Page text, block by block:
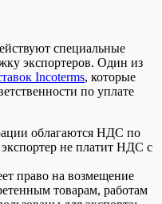
специальные
экспортеров. Один из
Incoterms, которые
по уплате
облагаются НДС по
экспортер не платит НДС с
право на возмещение
товарам, работам